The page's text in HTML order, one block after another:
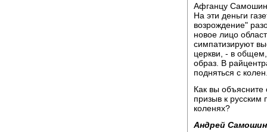
Афганцу
На эти деньги
возрождение"
новое лицо
симпатизируют
церкви, - в
образ. В
подняться с
Как вы объясните
призыв к русским
коленях?
Андрей